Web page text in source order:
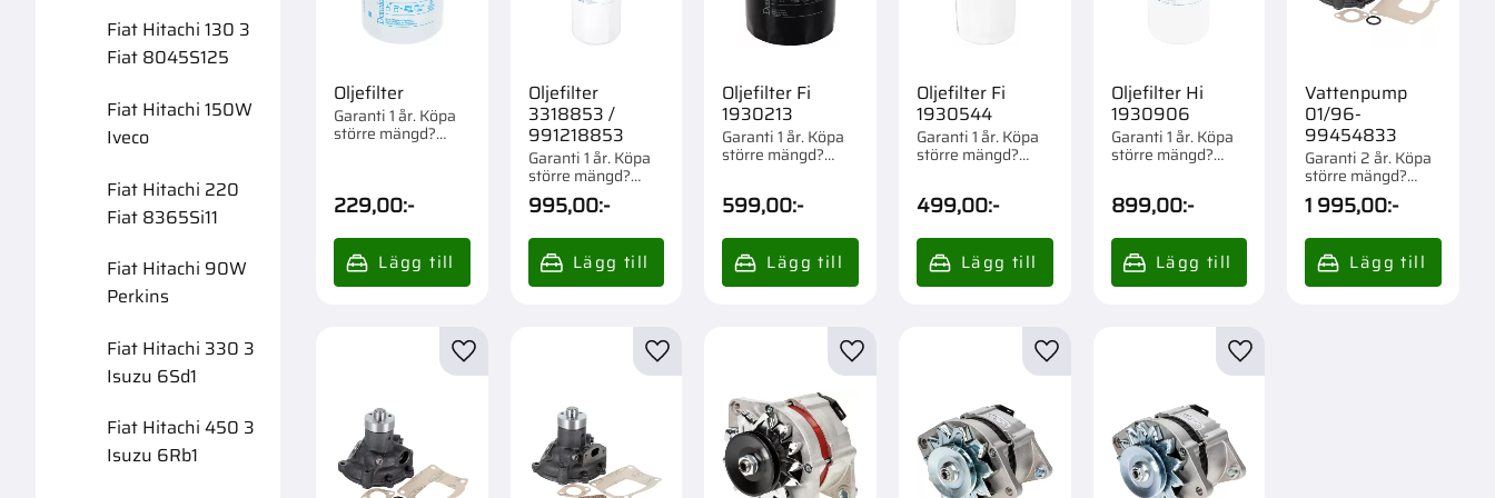
Oljefilter
Garanti 1 år. Köpa
större mängd?
229,00:-
Oljefilter
3318853 /
991218853
Garanti 1 år. Köpa
större mängd?
Förpackad om 1/6
st.
995,00:-
Oljefilter Fi
1930213
Garanti 1 år. Köpa
större mängd?
599,00:-
Oljefilter Fi
1930544
Garanti 1 år. Köpa
större mängd?
499,00:-
Oljefilter Hi
1930906
Garanti 1 år. Köpa
större mängd?
899,00:-
Vattenpump
01/96-
99454833
Garanti 2 år. Köpa
större mängd?
Förpackad om 1 st.
1 995,00:-
Lägg till i favoriter Lägg till i favoriter Lägg till i favoriter Lägg till i favoriter Lägg till i favoriter
Fiat Hitachi 130 3
Fiat 8045S125
Fiat Hitachi 150W
Iveco
Fiat Hitachi 220
Fiat 8365Si11
Fiat Hitachi 90W
Perkins
Fiat Hitachi 330 3
Isuzu 6Sd1
Fiat Hitachi 450 3
Isuzu 6Rb1